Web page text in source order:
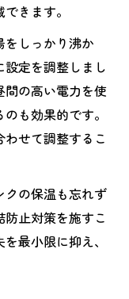
きます。
しっかり沸か
定を調整しまし
間の高い電力を使
も効果的です。
せて調整するこ
クの保温も忘れず
止対策を施すこ
最小限に抑え、